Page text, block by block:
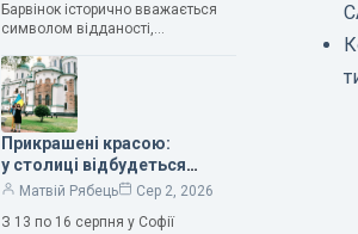
Людмила Карпінська-
Романюк
Барвінок історично вважається
символом відданості,
та тривалого подружнього союзу.
Саме тому ця рослина надихала і
продовжує надихати митців на
Прикрашені красою:
у столиці відбудеться
дев’ятий фестиваль
Матвій Рябець
Сер 2, 2026
З 13 по 16 серпня у Софії